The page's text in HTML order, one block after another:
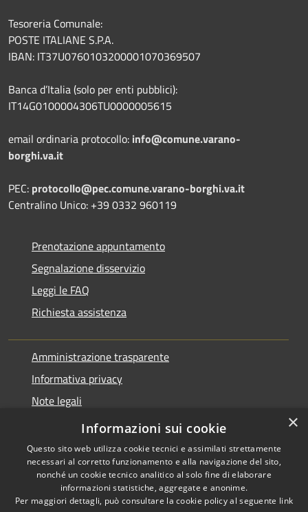
Tesoreria Comunale:
POSTE ITALIANE S.P.A.
IBAN: IT37U0760103200001070369507
Banca d’Italia (solo per enti pubblici):
IT14G0100004306TU0000005615
email ordinaria protocollo: info@comune.varano-
borghi.va.it
PEC: protocollo@pec.comune.varano-borghi.va.it
Centralino Unico: +39 0332 960119
Prenotazione appuntamento
Segnalazione disservizio
Leggi le FAQ
Richiesta assistenza
Amministrazione trasparente
Informativa privacy
Note legali
Dichiarazione di accessibilità
Accessibilità
Copyright © 2026 • Comune di
Varano Borghi • Powered by
×
Informazioni sui cookie
Questo sito web utilizza cookie tecnici e assimilati strettamente
necessari al corretto funzionamento e alla navigazione del sito,
nonché un cookie tecnico analitico al solo fine di elaborare
informazioni statistiche, aggregate e anonime.
Per maggiori dettagli, può consultare la cookie policy al seguente link